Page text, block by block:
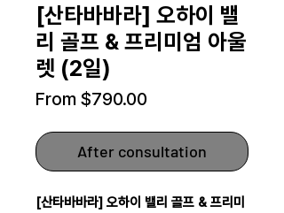
[산타바바라] 오하이 밸
리 골프 & 프리미엄 아울
렛 (2일)
From $790.00
After consultation
[산타바바라] 오하이 밸리 골프 & 프리미